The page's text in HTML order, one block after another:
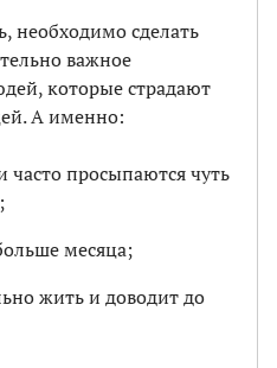
необходимо сделать
важное
которые страдают
А именно:
часто просыпаются чуть
месяца;
жить и доводит до